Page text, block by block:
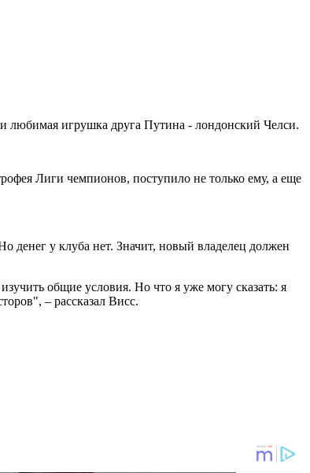
любимая игрушка друга Путина - лондонский Челси.
Лиги чемпионов, поступило не только ему, а еще
у клуба нет. Значит, новый владелец должен
общие условия. Но что я уже могу сказать: я
– рассказал Висс.